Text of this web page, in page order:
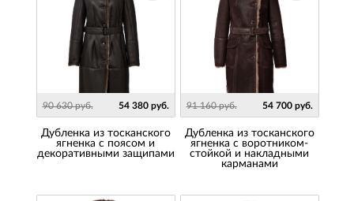
90 630 руб. 54 380 руб.
дубленка из тосканского
ягненка с поясом и
декоративными защипами
91 160 руб. 54 700 руб.
дубленка из тосканского
ягненка с воротником-
стойкой и накладными
карманами